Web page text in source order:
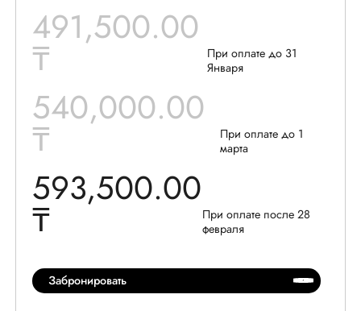
491,500.00
₸
При оплате до 31
Января
540,000.00
₸
При оплате до 1
марта
593,500.00
₸
При оплате после 28
февраля
Забронировать